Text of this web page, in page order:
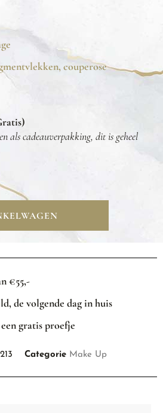
couperose
als cadeauverpakking, dit is geheel
€55,-
de volgende dag in huis
gratis proefje
Categorie Make Up